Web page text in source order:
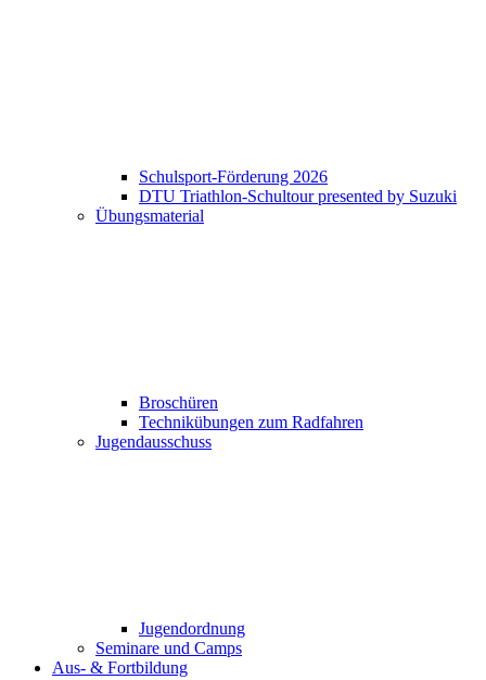
Schulsport-Förderung 2026
DTU Triathlon-Schultour presented by Suzuki
Übungsmaterial
Broschüren
Technikübungen zum Radfahren
Jugendausschuss
Jugendordnung
Seminare und Camps
Aus- & Fortbildung